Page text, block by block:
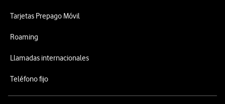
Tarjetas Prepago Móvil
Roaming
Llamadas internacionales
Teléfono fijo